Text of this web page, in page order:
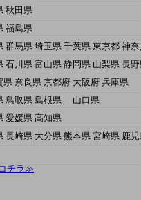
秋田県
福島県
群馬県 埼玉県 千葉県 東京都 神
石川県 富山県 静岡県 山梨県 長
県 奈良県 京都府 大阪府 兵庫県
鳥取県 島根県 山口県
愛媛県 高知県
長崎県 大分県 熊本県 宮崎県 鹿
コチラ≫